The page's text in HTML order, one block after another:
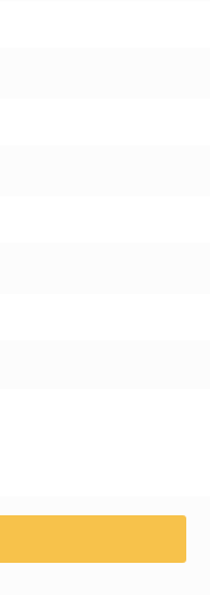
多变，过去出勤工时
实际上来自员工未使
1 亿元的经营收入。
净利率下，这相当于
的同时还不出错。